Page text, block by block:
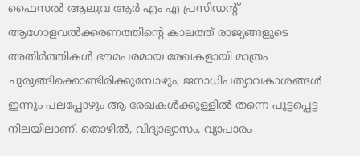
ഫൈസൽ ആലുവ ആർ എം എ പ്രസിഡന്റ്
ആഗോളവൽക്കരണത്തിന്റെ കാലത്ത് രാജ്യങ്ങളുടെ
അതിർത്തികൾ ഭൗമപരമായ രേഖകളായി മാത്രം
ചുരുങ്ങിക്കൊണ്ടിരിക്കുമ്പോഴും, ജനാധിപത്യാവകാശങ്ങൾ
ഇന്നും പലപ്പോഴും ആ രേഖകൾക്കുള്ളിൽ തന്നെ പൂട്ടപ്പെട്ട
നിലയിലാണ്. തൊഴിൽ, വിദ്യാഭ്യാസം, വ്യാപാരം